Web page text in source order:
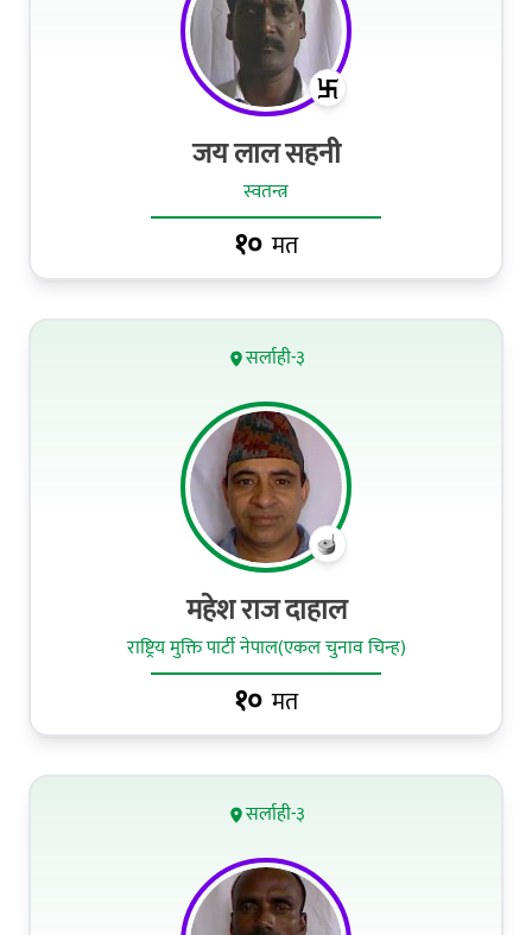
जय लाल सहनी
स्वतन्त्र
१० मत
सर्लाही-३
महेश राज दाहाल
राष्ट्रिय मुक्ति पार्टी नेपाल(एकल चुनाव चिन्ह)
१० मत
सर्लाही-३